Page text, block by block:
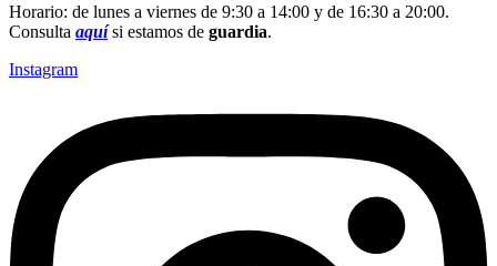
Horario: de lunes a viernes de 9:30 a 14:00 y de 16:30 a 20:00.
Consulta aquísi estamos de guardia.
Instagram